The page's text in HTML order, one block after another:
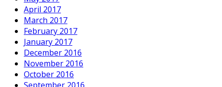
April 2017
March 2017
February 2017
January 2017
December 2016
November 2016
October 2016